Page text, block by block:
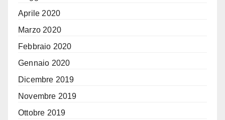
Aprile 2020
Marzo 2020
Febbraio 2020
Gennaio 2020
Dicembre 2019
Novembre 2019
Ottobre 2019